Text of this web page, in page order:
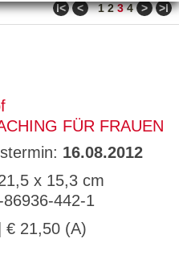
ǀ< < 1 2 3 4 > >ǀ
FÜR FRAUEN
16.08.2012
x 15,3 cm
442-1
| € 21,50 (A)
Ty
des
auf der aktuellen
ge
T
P